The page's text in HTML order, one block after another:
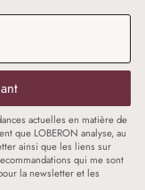
actuelles en matière de
que LOBERON analyse, au
ainsi que les liens sur
qui me sont
la newsletter et les